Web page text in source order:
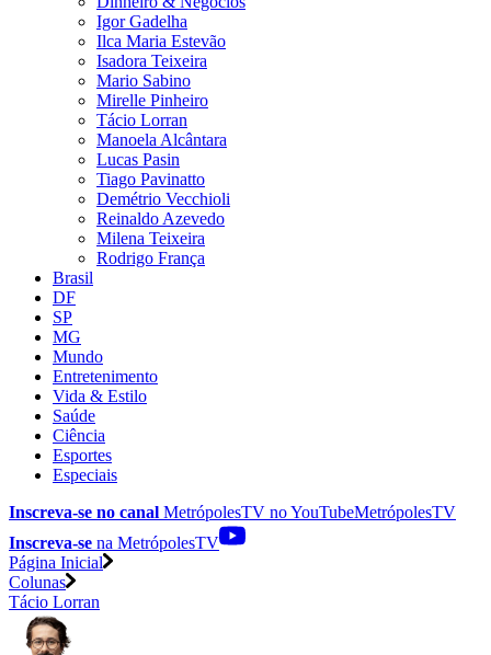
Igor Gadelha
Ilca Maria Estevão
Isadora Teixeira
Mario Sabino
Mirelle Pinheiro
Tácio Lorran
Manoela Alcântara
Lucas Pasin
Tiago Pavinatto
Demétrio Vecchioli
Reinaldo Azevedo
Milena Teixeira
Rodrigo França
Brasil
DF
SP
MG
Mundo
Entretenimento
Vida & Estilo
Saúde
Ciência
Esportes
Especiais
Inscreva-se no canal MetrópolesTV noYouTubeMetrópolesTV
Inscreva-se na MetrópolesTV
Página Inicial
Colunas
Tácio Lorran